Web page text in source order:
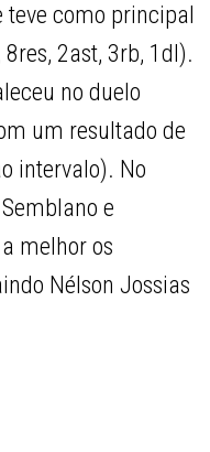
como principal
2ast, 3rb, 1dl).
no duelo
um resultado de
intervalo). No
e
melhor os
Nélson Jossias